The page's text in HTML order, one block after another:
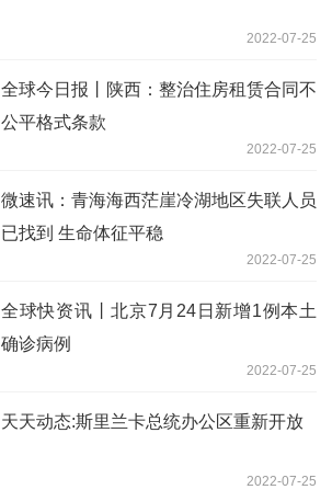
2022-07-25
全球今日报丨陕西：整治住房租赁合同不
公平格式条款
2022-07-25
微速讯：青海海西茫崖冷湖地区失联人员
已找到 生命体征平稳
2022-07-25
全球快资讯丨北京7月24日新增1例本土
确诊病例
2022-07-25
天天动态:斯里兰卡总统办公区重新开放
2022-07-25